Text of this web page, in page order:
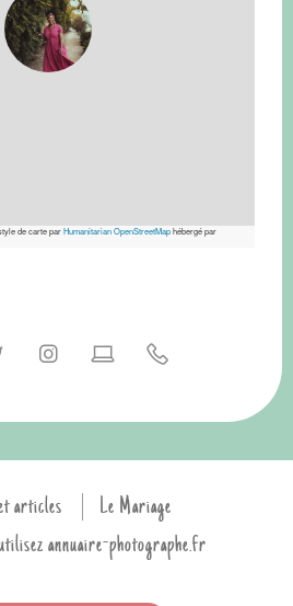
de carte parHumanitarian OpenStreetMaphébergé par
articles
Le Mariage
annuaire-photographe.fr